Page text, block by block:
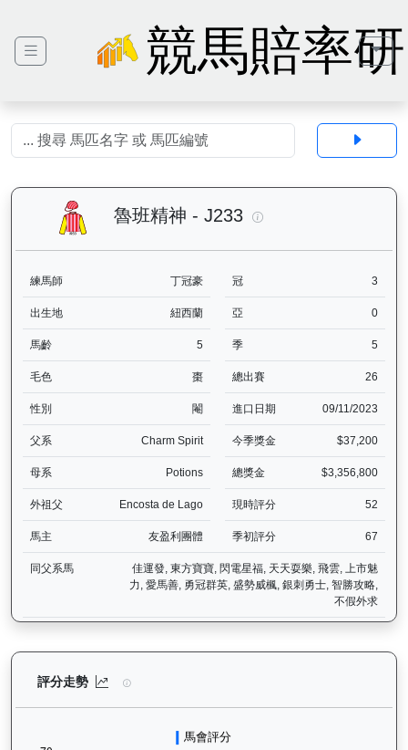
競馬賠率
魯班精神 - J233
練馬師 丁冠豪 冠 3
出生地 紐西蘭 亞 0
馬齡 5 季 5
毛色 棗 總出賽 26
性別 閹 進口日期 09/11/2023
父系 Charm Spirit 今季獎金 $37,200
母系 Potions 總獎金 $3,356,800
外祖父 Encosta de Lago 現時評分 52
馬主 友盈利團體 季初評分 67
同父系馬
佳運發, 東方寶寶, 閃電星福, 天天耍樂, 飛雲, 上市魅
力, 愛馬善, 勇冠群英, 盛勢威楓, 銀刺勇士, 智勝攻略,
不假外求
評分走勢 魯班精神（J233）— 評分走勢圖表：追蹤香港